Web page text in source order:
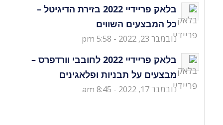
בלאק פריידיי 2022 בזירת הדיגיטל –
כל המבצעים השווים
נובמבר 23, 2022 - 5:58 pm
בלאק פריידיי 2022 לחובבי וורדפרס –
מבצעים על תבניות ופלאגינים
נובמבר 17, 2022 - 8:45 am